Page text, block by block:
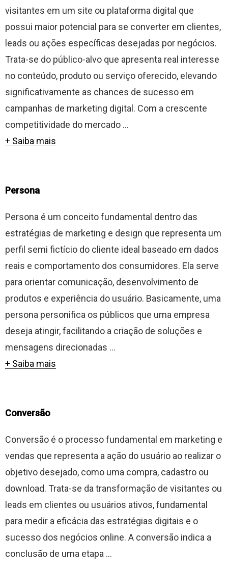
visitantes em um site ou plataforma digital que
possui maior potencial para se converter em clientes,
leads ou ações específicas desejadas por negócios.
Trata-se do público-alvo que apresenta real interesse
no conteúdo, produto ou serviço oferecido, elevando
significativamente as chances de sucesso em
campanhas de marketing digital. Com a crescente
competitividade do mercado ...
+ Saiba mais
Persona
Persona é um conceito fundamental dentro das
estratégias de marketing e design que representa um
perfil semi fictício do cliente ideal baseado em dados
reais e comportamento dos consumidores. Ela serve
para orientar comunicação, desenvolvimento de
produtos e experiência do usuário. Basicamente, uma
persona personifica os públicos que uma empresa
deseja atingir, facilitando a criação de soluções e
mensagens direcionadas ...
+ Saiba mais
Conversão
Conversão é o processo fundamental em marketing e
vendas que representa a ação do usuário ao realizar o
objetivo desejado, como uma compra, cadastro ou
download. Trata-se da transformação de visitantes ou
leads em clientes ou usuários ativos, fundamental
para medir a eficácia das estratégias digitais e o
sucesso dos negócios online. A conversão indica a
conclusão de uma etapa ...